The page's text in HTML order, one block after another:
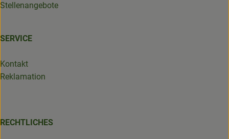
Stellenangebote
SERVICE
Kontakt
Reklamation
RECHTLICHES